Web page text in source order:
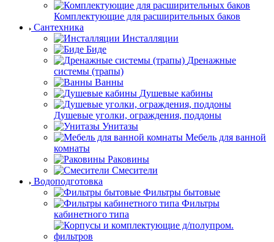
Комплектующие для расширительных баков
Сантехника
Инсталляции
Биде
Дренажные
системы (трапы)
Ванны
Душевые кабины
Душевые уголки, ограждения, поддоны
Унитазы
Мебель для ванной
комнаты
Раковины
Смесители
Водоподготовка
Фильтры бытовые
Фильтры
кабинетного типа